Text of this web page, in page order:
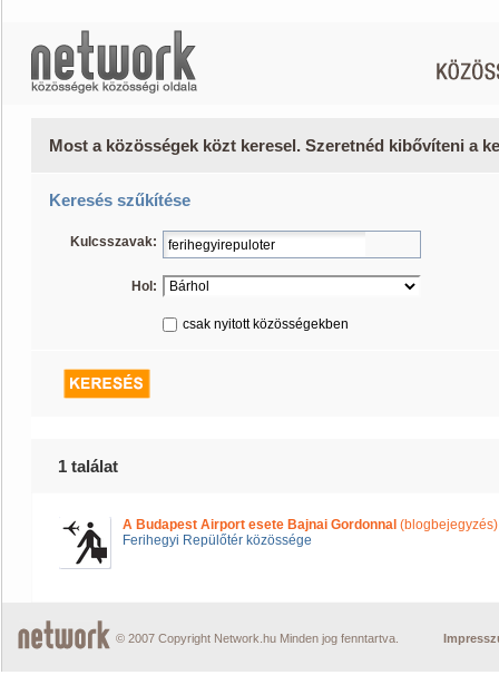
Most a közösségek közt keresel. Szeretnéd kibővíteni a
Keresés szűkítése
Kulcsszavak:
Hol:
csak nyitott közösségekben
1 találat
A Budapest Airport esete Bajnai Gordonnal (blogbejegyzés)
Ferihegyi Repülőtér közössége
© 2007 Copyright Network.hu Minden jog fenntartva.